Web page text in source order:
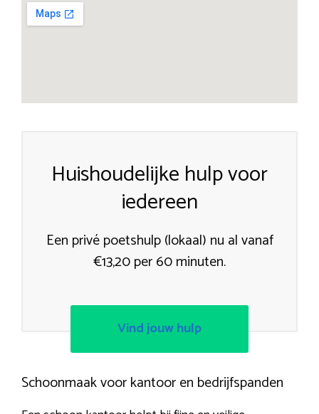
Huishoudelijke hulp voor
iedereen
Een privé poetshulp (lokaal) nu al vanaf
€13,20 per 60 minuten.
Vind jouw hulp
Schoonmaak voor kantoor en bedrijfspanden